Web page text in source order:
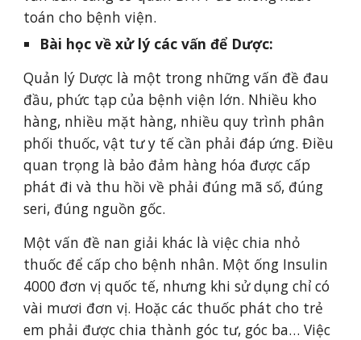
toán cho bệnh viện.
Bài học về xử lý các vấn để Dược:
Quản lý Dược là một trong những vấn đề đau
đầu, phức tạp của bệnh viện lớn. Nhiều kho
hàng, nhiều mặt hàng, nhiều quy trình phân
phối thuốc, vật tư y tế cần phải đáp ứng. Điều
quan trọng là bảo đảm hàng hóa được cấp
phát đi và thu hồi về phải đúng mã số, đúng
seri, đúng nguồn gốc.
Một vấn đề nan giải khác là việc chia nhỏ
thuốc để cấp cho bệnh nhân. Một ống Insulin
4000 đơn vị quốc tế, nhưng khi sử dụng chỉ có
vài mươi đơn vị. Hoặc các thuốc phát cho trẻ
em phải được chia thành góc tư, góc ba… Việc